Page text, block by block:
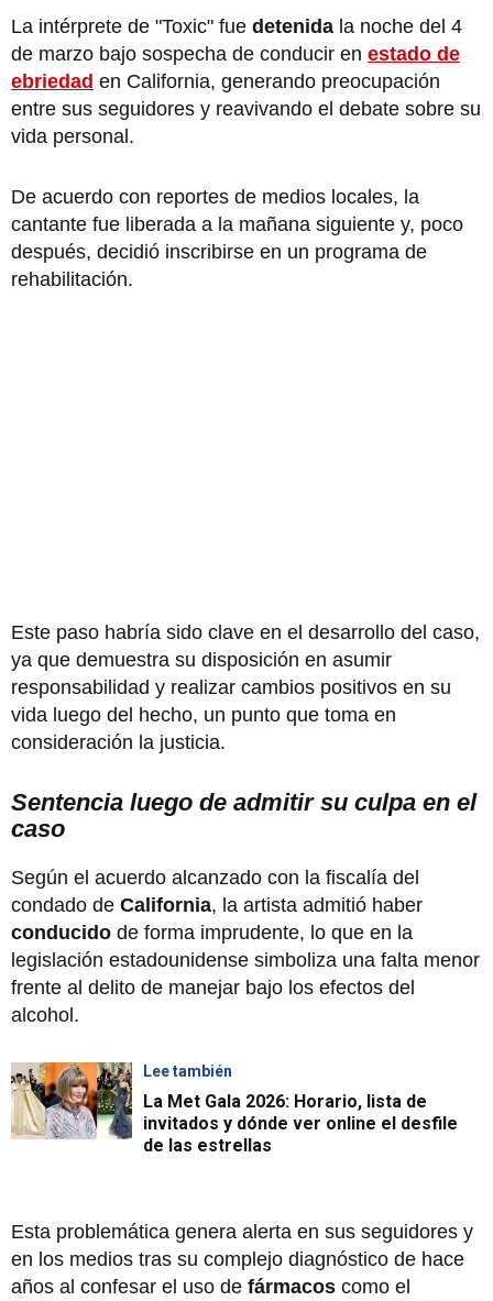
La intérprete de "Toxic" fue detenida la noche del 4
de marzo bajo sospecha de conducir en estado de
ebriedad en California, generando preocupación
entre sus seguidores y reavivando el debate sobre su
vida personal.
De acuerdo con reportes de medios locales, la
cantante fue liberada a la mañana siguiente y, poco
después, decidió inscribirse en un programa de
rehabilitación.
Este paso habría sido clave en el desarrollo del caso,
ya que demuestra su disposición en asumir
responsabilidad y realizar cambios positivos en su
vida luego del hecho, un punto que toma en
consideración la justicia.
Sentencia luego de admitir su culpa en el
caso
Según el acuerdo alcanzado con la fiscalía del
condado de California, la artista admitió haber
conducido de forma imprudente, lo que en la
legislación estadounidense simboliza una falta menor
frente al delito de manejar bajo los efectos del
alcohol.
Lee también
La Met Gala 2026: Horario, lista de
invitados y dónde ver online el desfile
de las estrellas
Esta problemática genera alerta en sus seguidores y
en los medios tras su complejo diagnóstico de hace
años al confesar el uso de fármacos como el